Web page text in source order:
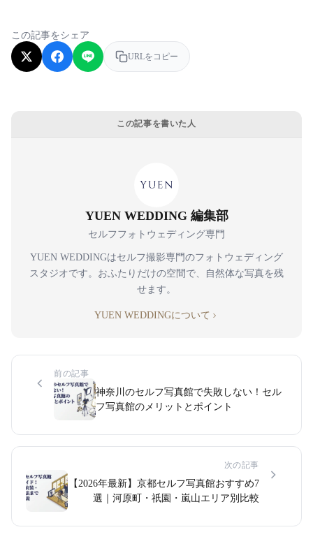
この記事をシェア
URLをコピー
この記事を書いた人
YUEN WEDDING 編集部
セルフフォトウェディング専門
YUEN WEDDINGはセルフ撮影専門のフォトウェディング
スタジオです。おふたりだけの空間で、自然体な写真を残
せます。
YUEN WEDDINGについて
前の記事
神奈川のセルフ写真館で失敗しない！セル
フ写真館のメリットとポイント
次の記事
【2026年最新】京都セルフ写真館おすすめ7
選｜河原町・祇園・嵐山エリア別比較